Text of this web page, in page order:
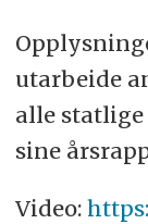
utarbeide
alle
sine
Video: